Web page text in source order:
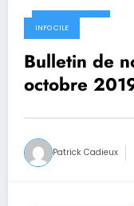
1 octobre 2019
INFO CILE
Bulletin de
octobre
Patrick Cadieux